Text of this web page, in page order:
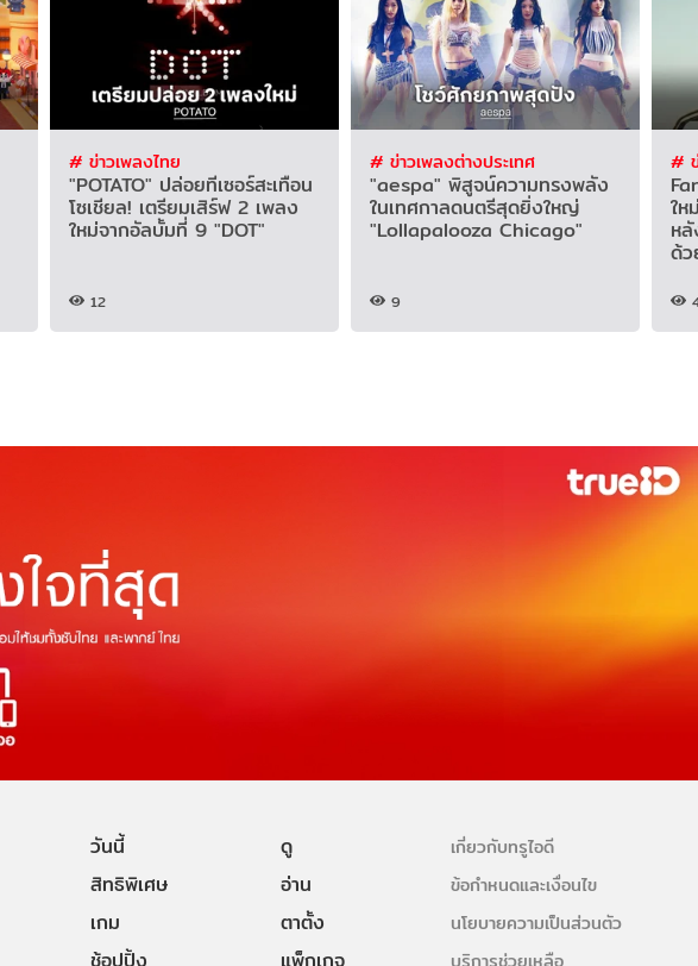
# ข่าวเพลงไทย
"POTATO" ปล่อยทีเซอร์สะเทือน
โซเชียล! เตรียมเสิร์ฟ 2 เพลง
ใหม่จากอัลบั้มที่ 9 "DOT"
12
# ข่าวเพลงต่างประเทศ
"aespa" พิสูจน์ความทรงพลัง
ในเทศกาลดนตรีสุดยิ่งใหญ่
"Lollapalooza Chicago"
9
#
ให
ห
ด้ว
วันนี้
ดู
สิทธิพิเศษ
อ่าน
เกม
ตาตั้ง
เกี่ยวกับทรูไอดี
ข้อกำหนดและเงื่อนไข
นโยบายความเป็นส่วนตัว
บริการช่วยเหลือ